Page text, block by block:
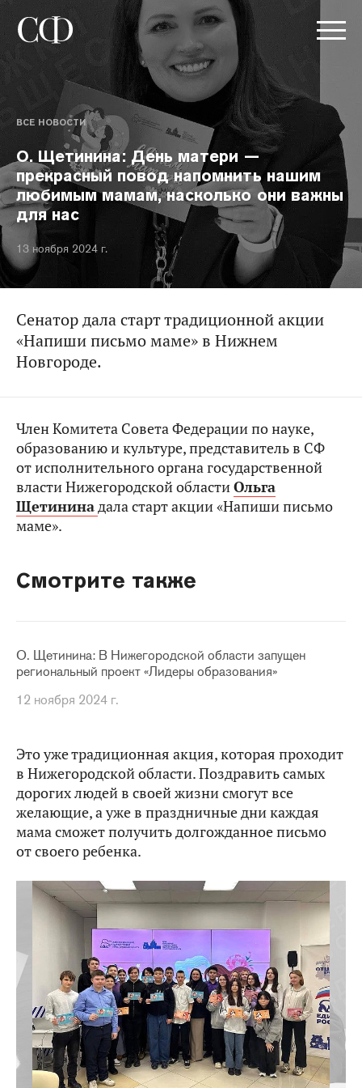
ВСЕ НОВОСТИ
О. Щетинина: День матери —
прекрасный повод напомнить нашим
любимым мамам, насколько они важны
для нас
13 ноября 2024 г.
Сенатор дала старт традиционной акции
«Напиши письмо маме» в Нижнем
Новгороде.
Член Комитета Совета Федерации по науке,
образованию и культуре, представитель в СФ
от исполнительного органа государственной
власти Нижегородской областиОльга
Щетининадала старт акции «Напиши письмо
маме».
Смотрите также
О. Щетинина: В Нижегородской области запущен
региональный проект «Лидеры образования»
12 ноября 2024 г.
Это уже традиционная акция, которая проходит
в Нижегородской области. Поздравить самых
дорогих людей в своей жизни смогут все
желающие, а уже в праздничные дни каждая
мама сможет получить долгожданное письмо
от своего ребенка.